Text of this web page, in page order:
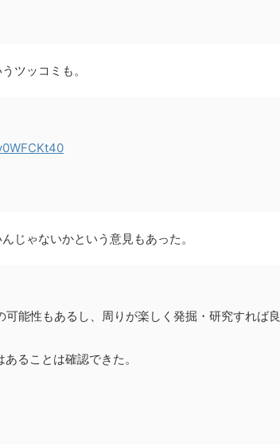
ツッコミも。
じゃないかという意見もあった。
能性もあるし、周りが楽しく発掘・研究すれば良
ることは確認できた。